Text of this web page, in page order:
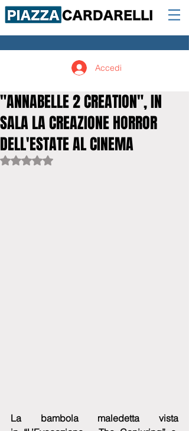
Accedi
"ANNABELLE 2 CREATION", IN
SALA LA CREAZIONE HORROR
DELL'ESTATE AL CINEMA
Valutazione NaN stelle su 5.
La bambola maledetta vista